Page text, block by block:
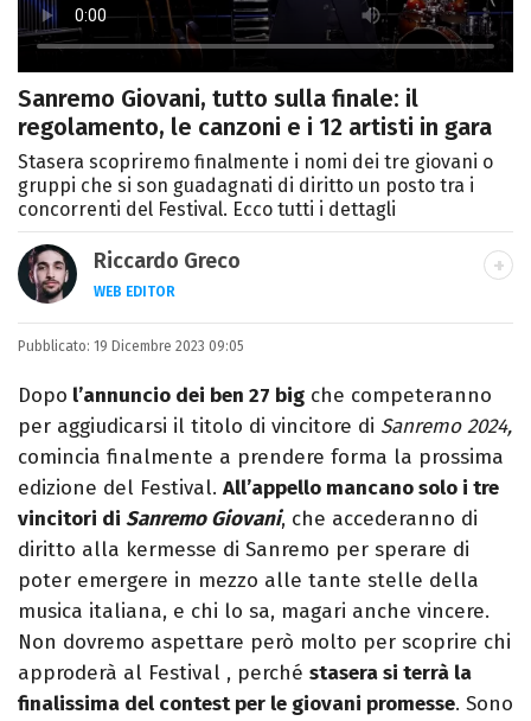
Sanremo Giovani, tutto sulla finale: il
regolamento, le canzoni e i 12 artisti in gara
Stasera scopriremo finalmente i nomi dei tre giovani o
gruppi che si son guadagnati di diritto un posto tra i
concorrenti del Festival. Ecco tutti i dettagli
Riccardo Greco
WEB EDITOR
LINKEDIN
Si avvicina all'editoria studiando all'IED
come Fashion Editor. Si specializza poi in
Comunicazione digitale, Giornalismo e
Nuovi media presso La Sapienza,
collaborando con alcune testate ed uffici
stampa.
Pubblicato: 19 Dicembre 2023 09:05
Dopo l’annuncio dei ben 27 big che competeranno
per aggiudicarsi il titolo di vincitore di Sanremo 2024,
comincia finalmente a prendere forma la prossima
edizione del Festival. All’appello mancano solo i tre
vincitori di Sanremo Giovani, che accederanno di
diritto alla kermesse di Sanremo per sperare di
poter emergere in mezzo alle tante stelle della
musica italiana, e chi lo sa, magari anche vincere.
Non dovremo aspettare però molto per scoprire chi
approderà al Festival , perché stasera si terrà la
finalissima del contest per le giovani promesse. Sono